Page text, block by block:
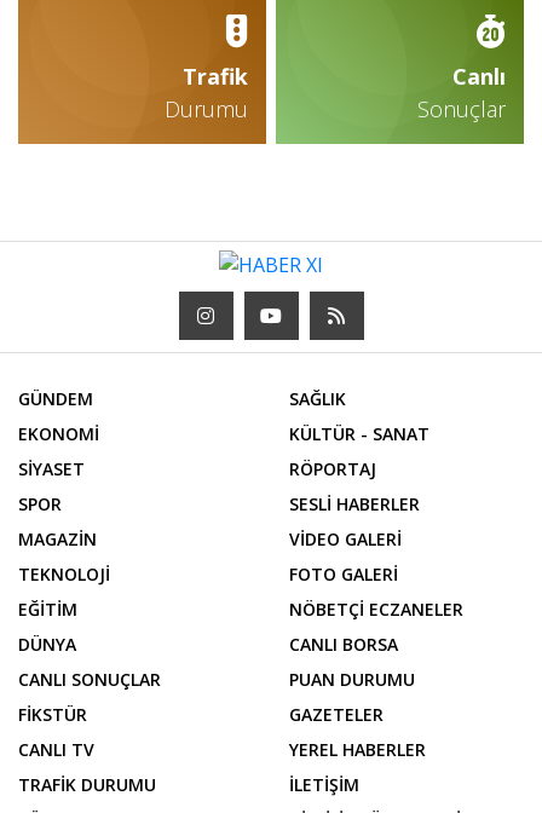
Trafik
Durumu
Canlı
Sonuçlar
GÜNDEM
EKONOMİ
SİYASET
SPOR
MAGAZİN
TEKNOLOJİ
EĞİTİM
DÜNYA
SAĞLIK
KÜLTÜR - SANAT
RÖPORTAJ
SESLİ HABERLER
VİDEO GALERİ
FOTO GALERİ
NÖBETÇİ ECZANELER
CANLI BORSA
CANLI SONUÇLAR
FİKSTÜR
CANLI TV
TRAFİK DURUMU
PUAN DURUMU
GAZETELER
YEREL HABERLER
İLETİŞİM